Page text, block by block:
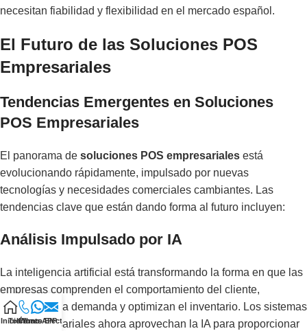
necesitan fiabilidad y flexibilidad en el mercado español.
El Futuro de las Soluciones POS
Empresariales
Tendencias Emergentes en Soluciones
POS Empresariales
El panorama de soluciones POS empresariales está
evolucionando rápidamente, impulsado por nuevas
tecnologías y necesidades comerciales cambiantes. Las
tendencias clave que están dando forma al futuro incluyen:
Análisis Impulsado por IA
La inteligencia artificial está transformando la forma en que las
empresas comprenden el comportamiento del cliente,
pronostican la demanda y optimizan el inventario. Los sistemas
POS empresariales ahora aprovechan la IA para proporcionar
Inicio
Teléfono
WhatsAPP
Correo Electrónico